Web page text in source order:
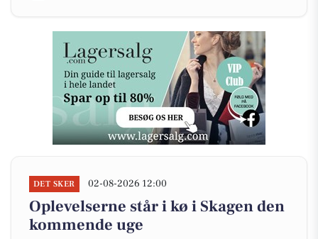
DET SKER 02-08-2026 12:00
Oplevelserne står i kø i Skagen den
kommende uge